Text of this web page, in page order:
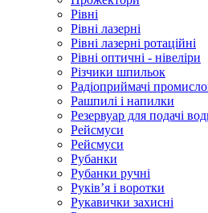
Рівні
Рівні лазерні
Рівні лазерні ротаційні
Рівні оптичні - нівеліри
Різчики шпильок
Радіоприймачі
Рашпилі і напилки
Резервуар для подачі
Рейсмуси
Рейсмуси
Рубанки
Рубанки ручні
Руківʼя і воротки
Рукавички захисні